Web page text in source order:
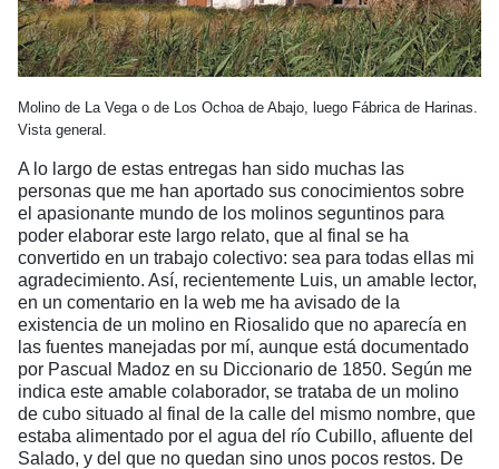
Molino de La Vega o de Los Ochoa de Abajo, luego Fábrica de Harinas.
Vista general.
A lo largo de estas entregas han sido muchas las
personas que me han aportado sus conocimientos sobre
el apasionante mundo de los molinos seguntinos para
poder elaborar este largo relato, que al final se ha
convertido en un trabajo colectivo: sea para todas ellas mi
agradecimiento. Así, recientemente Luis, un amable lector,
en un comentario en la web me ha avisado de la
existencia de un molino en Riosalido que no aparecía en
las fuentes manejadas por mí, aunque está documentado
por Pascual Madoz en su Diccionario de 1850. Según me
indica este amable colaborador, se trataba de un molino
de cubo situado al final de la calle del mismo nombre, que
estaba alimentado por el agua del río Cubillo, afluente del
Salado, y del que no quedan sino unos pocos restos. De